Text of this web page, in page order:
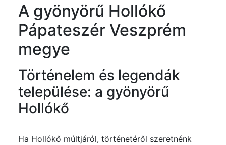
A gyönyörű Hollókő
Pápateszér Veszprém
megye
Történelem és legendák
települése: a gyönyörű
Hollókő
Ha Hollókő múltjáról, történetéről szeretnénk